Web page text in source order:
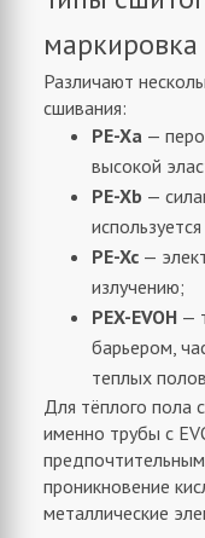
маркировка
Различают
сшивания:
PE-Xa —
высокой
PE-Xb —
PE-Xc —
излучению;
PEX-EVOH —
барьером,
теплых
Для тёплого пола
именно трубы с
проникновение
металлические